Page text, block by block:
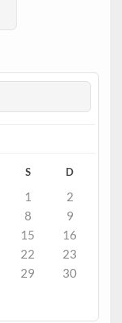
S D
1
2
8
9
15
16
22
23
29
30